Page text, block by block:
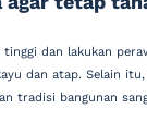
dan lakukan
dan atap. Selain
tradisi bangunan